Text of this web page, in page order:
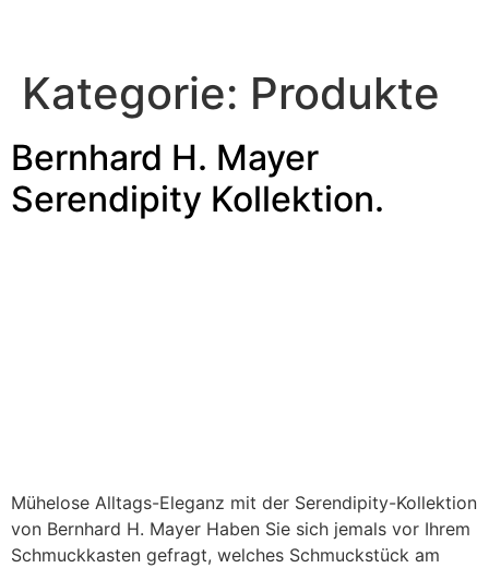
Kategorie: Produkte
Bernhard H. Mayer
Serendipity Kollektion.
Mühelose Alltags-Eleganz mit der Serendipity-Kollektion
von Bernhard H. Mayer Haben Sie sich jemals vor Ihrem
Schmuckkasten gefragt, welches Schmuckstück am